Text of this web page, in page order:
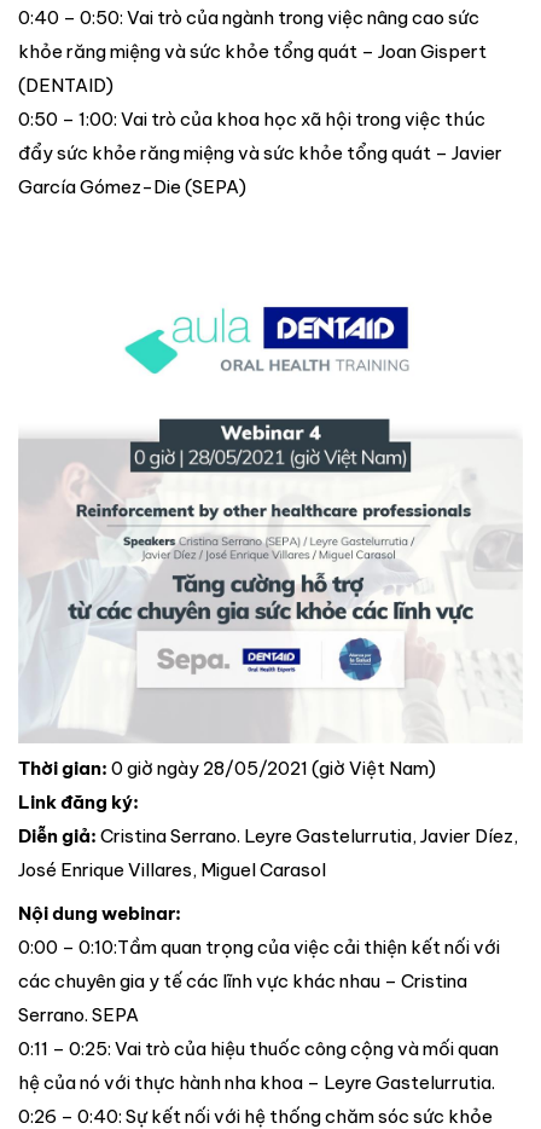
0:40 – 0:50: Vai trò của ngành trong việc nâng cao sức
khỏe răng miệng và sức khỏe tổng quát – Joan Gispert
(DENTAID)
0:50 – 1:00: Vai trò của khoa học xã hội trong việc thúc
đẩy sức khỏe răng miệng và sức khỏe tổng quát – Javier
García Gómez-Die (SEPA)
Thời gian: 0 giờ ngày 28/05/2021 (giờ Việt Nam)
Link đăng ký:
Diễn giả: Cristina Serrano. Leyre Gastelurrutia, Javier Díez,
José Enrique Villares, Miguel Carasol
Nội dung webinar:
0:00 – 0:10:Tầm quan trọng của việc cải thiện kết nối với
các chuyên gia y tế các lĩnh vực khác nhau – Cristina
Serrano. SEPA
0:11 – 0:25: Vai trò của hiệu thuốc công cộng và mối quan
hệ của nó với thực hành nha khoa – Leyre Gastelurrutia.
0:26 – 0:40: Sự kết nối với hệ thống chăm sóc sức khỏe